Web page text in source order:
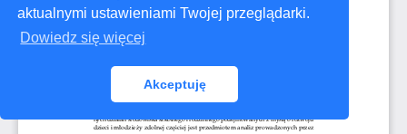
aktualnymi ustawieniami Twojej przeglądarki.
Dowiedz się więcej
Akceptuję